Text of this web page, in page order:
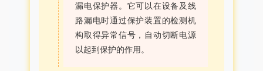
漏电保护器。它可以在设备及线
路漏电时通过保护装置的检测机
构取得异常信号，自动切断电源
以起到保护的作用。